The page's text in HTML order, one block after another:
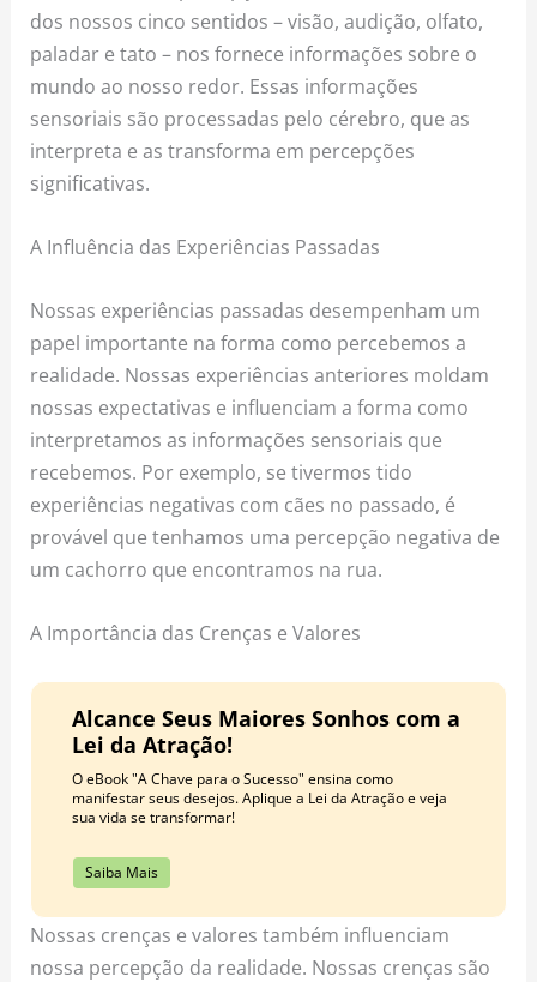
dos nossos cinco sentidos – visão, audição, olfato,
paladar e tato – nos fornece informações sobre o
mundo ao nosso redor. Essas informações
sensoriais são processadas pelo cérebro, que as
interpreta e as transforma em percepções
significativas.
A Influência das Experiências Passadas
Nossas experiências passadas desempenham um
papel importante na forma como percebemos a
realidade. Nossas experiências anteriores moldam
nossas expectativas e influenciam a forma como
interpretamos as informações sensoriais que
recebemos. Por exemplo, se tivermos tido
experiências negativas com cães no passado, é
provável que tenhamos uma percepção negativa de
um cachorro que encontramos na rua.
A Importância das Crenças e Valores
Alcance Seus Maiores Sonhos com a
Lei da Atração!
O eBook "A Chave para o Sucesso" ensina como
manifestar seus desejos. Aplique a Lei da Atração e veja
sua vida se transformar!
Saiba Mais
Nossas crenças e valores também influenciam
nossa percepção da realidade. Nossas crenças são